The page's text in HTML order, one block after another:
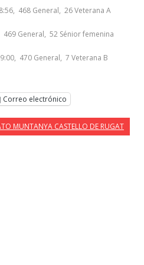
468 General, 26 Veterana A
469 General, 52 Sénior femenina
470 General, 7 Veterana B
Correo electrónico
MUNTANYA CASTELLO DE RUGAT